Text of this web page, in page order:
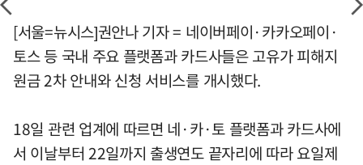
[서울=뉴시스]권안나 기자 = 네이버페이·카카오페이·
토스 등 국내 주요 플랫폼과 카드사들은 고유가 피해지
원금 2차 안내와 신청 서비스를 개시했다.
18일 관련 업계에 따르면 네·카·토 플랫폼과 카드사에
서 이날부터 22일까지 출생연도 끝자리에 따라 요일제